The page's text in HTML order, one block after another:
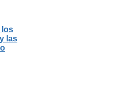
los
las